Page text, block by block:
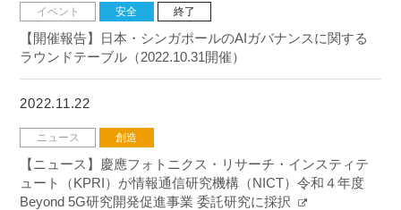
イベント 安全 終了
【開催報告】日本・シンガポールのAIガバナンスに関する
ラウンドテーブル（2022.10.31開催）
2022.11.22
ニュース 創造
【ニュース】慶應フォトニクス・リサーチ・インスティテ
ュート（KPRI）が情報通信研究機構（NICT）令和４年度
Beyond 5G研究開発促進事業 委託研究に採択